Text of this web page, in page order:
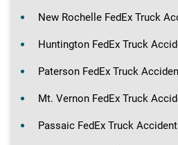
New Rochelle FedEx Truck
Huntington FedEx Truck
Paterson FedEx Truck
Mt. Vernon FedEx Truck
Passaic FedEx Truck